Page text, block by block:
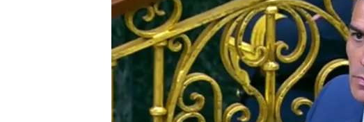
¡Tensión en el Congreso!:
atención de la presidenta
Santiago Abascal se va del
Pedro Sánchez y este le afea